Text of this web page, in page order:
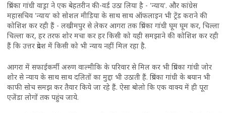
प्रियंका गांधी वाड्रा ने एक बेहतरीन की-वर्ड उठा लिया है - 'न्याय'. और कांग्रेस
महासचिव 'न्याय' को सोशल मीडिया के साथ साथ ऑफलाइन भी ट्रेंड कराने की
कोशिश कर रही हैं - लखीमपुर से लेकर आगरा तक प्रियंका गांधी घूम घूम कर, चिल्ला
चिल्ला कर, हर तरफ शोर मचा कर हर किसी को यही समझाने की कोशिश कर रही
हैं कि उत्तर प्रदेश में किसी को भी न्याय नहीं मिल रहा है.
आगरा में सफाईकर्मी अरुण वाल्मीकि के परिवार से मिल कर भी प्रियंका गांधी जोर
शोर से न्याय के साथ साथ दलितों का मुद्दा भी उठाती हैं. प्रियंका गांधी के बयान भी
काफी सोच समझ कर तैयार किये जा रहे हैं. ऐसा बोलो कि एक वाक्य में ही पूरा
एजेंडा लोगों तक पहुंच जाये.